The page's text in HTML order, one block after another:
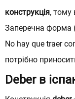
конструкція, тому
Заперечна форма
No hay que traer
потрібно
Deber в